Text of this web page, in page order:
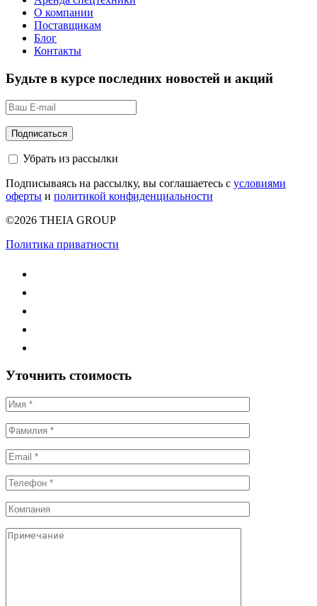
О компании
Поставщикам
Блог
Контакты
Будьте в курсе последних новостей и акций
Убрать из рассылки
Подписываясь на рассылку, вы соглашаетесь с условиями
оферты и политикой конфиденциальности
©2026 THEIA GROUP
Политика приватности
Уточнить стоимость